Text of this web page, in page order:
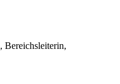
, Bereichsleiterin,